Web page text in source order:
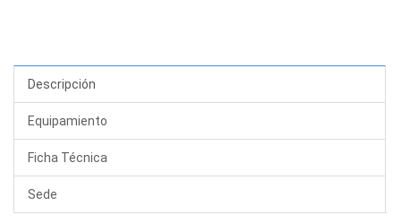
Descripción
Equipamiento
Ficha Técnica
Sede